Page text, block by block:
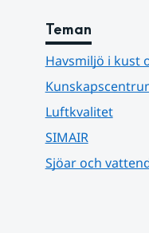
Teman
Havsmiljö i kust
Luftkvalitet
SIMAIR
Sjöar och